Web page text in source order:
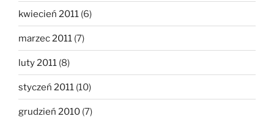
kwiecień 2011 (6)
marzec 2011 (7)
luty 2011 (8)
styczeń 2011 (10)
grudzień 2010 (7)